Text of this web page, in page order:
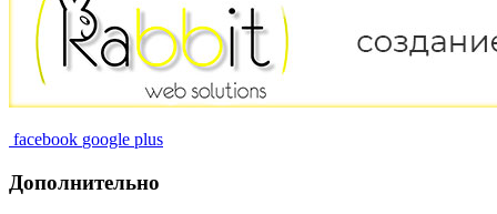
facebook google plus
Дополнительно